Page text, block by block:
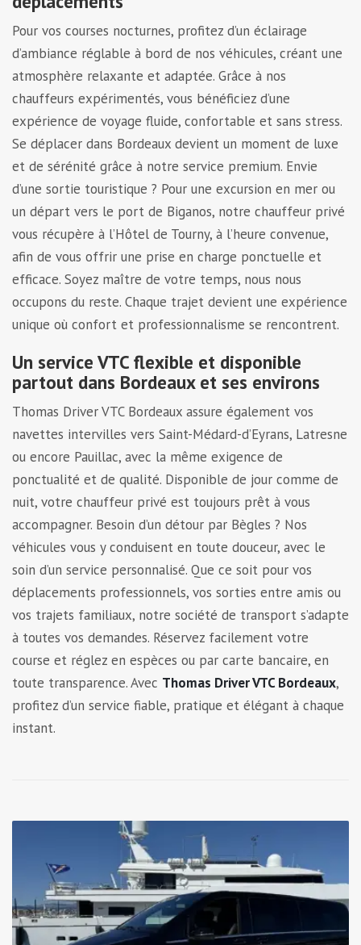
Pour vos courses nocturnes, profitez d’un éclairage
d’ambiance réglable à bord de nos véhicules, créant une
atmosphère relaxante et adaptée. Grâce à nos
chauffeurs expérimentés, vous bénéficiez d’une
expérience de voyage fluide, confortable et sans stress.
Se déplacer dans Bordeaux devient un moment de luxe
et de sérénité grâce à notre service premium. Envie
d’une sortie touristique ? Pour une excursion en mer ou
un départ vers le port de Biganos, notre chauffeur privé
vous récupère à l’Hôtel de Tourny, à l’heure convenue,
afin de vous offrir une prise en charge ponctuelle et
efficace. Soyez maître de votre temps, nous nous
occupons du reste. Chaque trajet devient une expérience
unique où confort et professionnalisme se rencontrent.
Un service VTC flexible et disponible
partout dans Bordeaux et ses environs
Thomas Driver VTC Bordeaux assure également vos
navettes intervilles vers Saint-Médard-d’Eyrans, Latresne
ou encore Pauillac, avec la même exigence de
ponctualité et de qualité. Disponible de jour comme de
nuit, votre chauffeur privé est toujours prêt à vous
accompagner. Besoin d’un détour par Bègles ? Nos
véhicules vous y conduisent en toute douceur, avec le
soin d’un service personnalisé. Que ce soit pour vos
déplacements professionnels, vos sorties entre amis ou
vos trajets familiaux, notre société de transport s’adapte
à toutes vos demandes. Réservez facilement votre
course et réglez en espèces ou par carte bancaire, en
toute transparence. Avec Thomas Driver VTC Bordeaux,
profitez d’un service fiable, pratique et élégant à chaque
instant.